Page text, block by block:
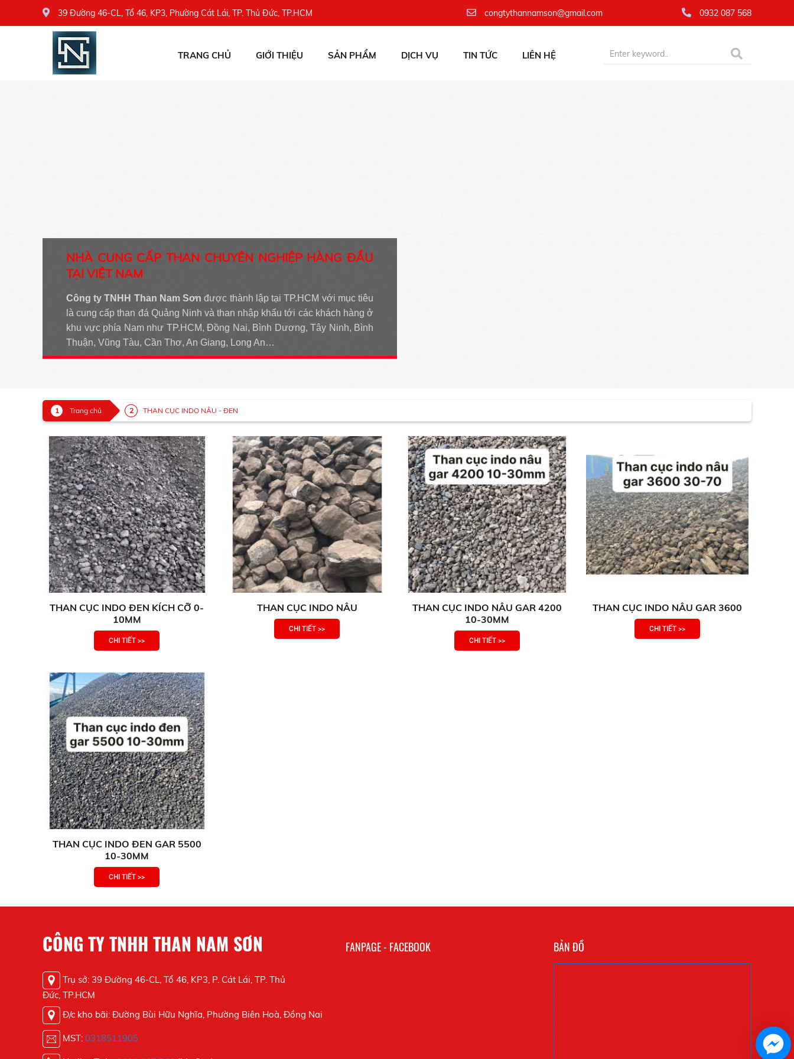
39 Đường 46-CL, Tổ 46, KP3, Phường Cát Lái, TP. Thủ Đức, TP.HCM congtythannamson@gmail.com 0932 087 568
TRANG CHỦ GIỚI THIỆU SẢN PHẨM DỊCH VỤ TIN TỨC LIÊN HỆ
NHÀ CUNG CẤP THAN CHUYÊN NGHIỆP HÀNG ĐẦU
TẠI VIỆT NAM
Công ty TNHH Than Nam Sơnđược thành lập tại TP.HCM với mục tiêu
là cung cấp than đá Quảng Ninh và than nhập khẩu tới các khách hàng ở
khu vực phía Nam như TP.HCM, Đồng Nai, Bình Dương, Tây Ninh, Bình
Thuận, Vũng Tàu, Cần Thơ, An Giang, Long An…
Trang chủ THAN CỤC INDO NÂU - ĐEN
THAN CỤC INDO ĐEN KÍCH CỠ 0-
10MM
CHI TIẾT >>
THAN CỤC INDO NÂU
CHI TIẾT >>
THAN CỤC INDO NÂU GAR 4200
10-30MM
CHI TIẾT >>
THAN CỤC INDO NÂU GAR 3600
CHI TIẾT >>
THAN CỤC INDO ĐEN GAR 5500
10-30MM
CHI TIẾT >>
CÔNG TY TNHH THAN NAM SƠN
Trụ sở: 39 Đường 46-CL, Tổ 46, KP3, P. Cát Lái, TP. Thủ
Đức, TP.HCM
Đ/c kho bãi: Đường Bùi Hữu Nghĩa, Phường Biên Hoà, Đồng Nai
MST: 0318511905
FANPAGE - FACEBOOK BẢN ĐỒ